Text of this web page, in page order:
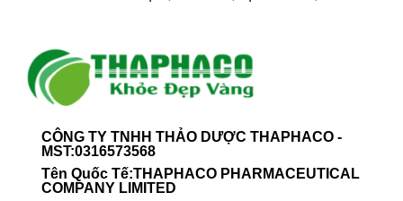
chọn
có
thể
chọn
trên
trang
sản
chọn
trang
CÔNG TY TNHH THẢO DƯỢC THAPHACO -
MST:0316573568
Tên Quốc Tế:THAPHACO PHARMACEUTICAL
COMPANY LIMITED